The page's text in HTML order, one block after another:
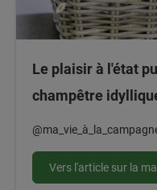
Le plaisir à l'état
champêtre
Vers l'article sur la